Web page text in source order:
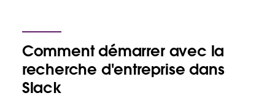
Comment démarrer avec la
recherche d'entreprise dans
Slack